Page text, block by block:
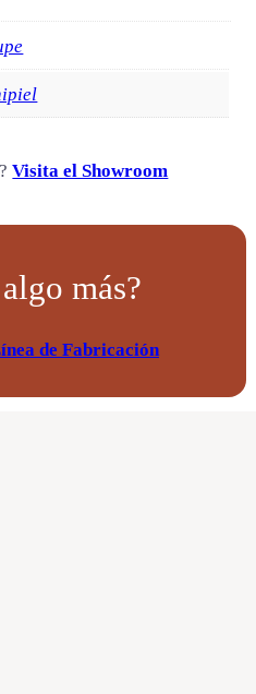
Visita el Showroom
más?
de Fabricación